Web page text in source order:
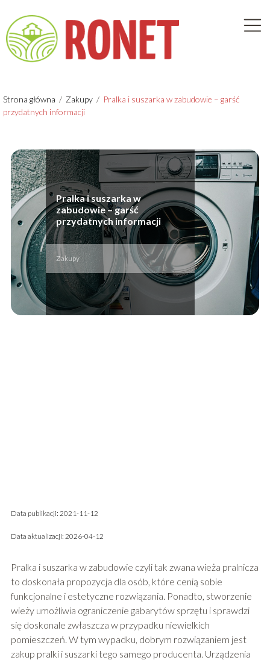
Strona główna / Zakupy / Pralka i suszarka w zabudowie – garść
przydatnych informacji
Pralka i suszarka w
zabudowie – garść
przydatnych informacji
Zakupy
Data publikacji: 2021-11-12
Data aktualizacji: 2026-04-12
Pralka i suszarka w zabudowie czyli tak zwana wieża pralnicza
to doskonała propozycja dla osób, które cenią sobie
funkcjonalne i estetyczne rozwiązania. Ponadto, stworzenie
wieży umożliwia ograniczenie gabarytów sprzętu i sprawdzi
się doskonale zwłaszcza w przypadku niewielkich
pomieszczeń. W tym wypadku, dobrym rozwiązaniem jest
zakup pralki i suszarki tego samego producenta. Urządzenia